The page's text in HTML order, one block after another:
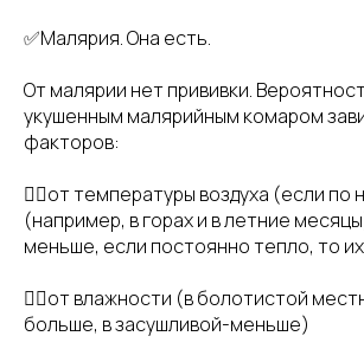
✅Малярия. Она есть.
От малярии нет прививки.
укушенным малярийным комаром
факторов:
👉🏻от температуры воздуха (если по
(например, в горах и в летние
меньше, если постоянно тепло, то
👉🏻от влажности (в болотистой
больше, в засушливой-меньше)